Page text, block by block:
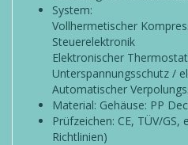
System:
Vollhermetischer
Steuerelektronik
Elektronischer Thermostat
Unterspannungsschutz /
Automatischer
Material: Gehäuse: PP
Prüfzeichen: CE, TÜV/
Richtlinien)